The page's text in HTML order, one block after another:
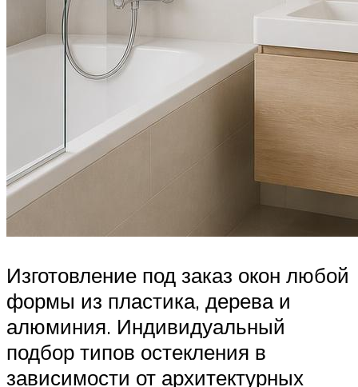
Изготовление под заказ окон любой
формы из пластика, дерева и
алюминия. Индивидуальный
подбор типов остекления в
зависимости от архитектурных